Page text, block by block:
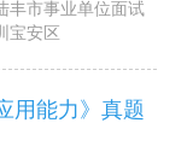
丰市事业单位面试
宝安区
用能力》真题